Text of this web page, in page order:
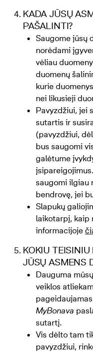
KADA JŪSŲ
PAŠALINTI?
Saugome jūsų
norėdami
vėliau
duomenų
kurie
nei likusieji
Pavyzdžiui, jei
sutartis ir
(pavyzdžiui,
bus saugomi
galėtume
saugomi ilgiau
bendrovę, jei
Slapukų
laikotarpį, kaip
informacijoje
KOKIU TEISINIU
JŪSŲ ASMENS
Dauguma
veiklos
MyBonava
sutartį.
Vis dėlto tam
pavyzdžiui,